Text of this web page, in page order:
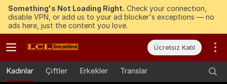
Something's Not Loading Right. Check your connection,
disable VPN, or add us to your ad blocker's exceptions — no
ads here, just the content you love.
Ücretsiz Katıl
Kadınlar Çiftler Erkekler Translar